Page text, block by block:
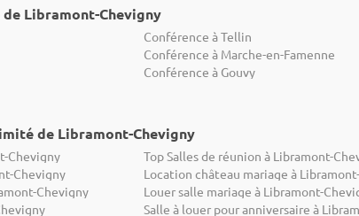
Libramont-Chevigny
Conférence à Tellin
Conférence à Marche-en-Famenne
Conférence à Gouvy
de Libramont-Chevigny
Chevigny Top Salles de réunion à Libramont-
Chevigny
Location château mariage à
Chevigny
Louer salle mariage à Libramont-
Salle à louer pour anniversaire à